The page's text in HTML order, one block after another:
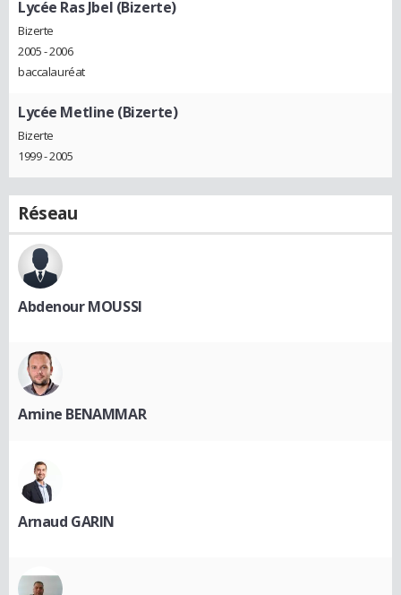
Lycée Ras Jbel (Bizerte)
Bizerte
2005 - 2006
baccalauréat
Lycée Metline (Bizerte)
Bizerte
1999 - 2005
Réseau
Abdenour MOUSSI
Amine BENAMMAR
Arnaud GARIN